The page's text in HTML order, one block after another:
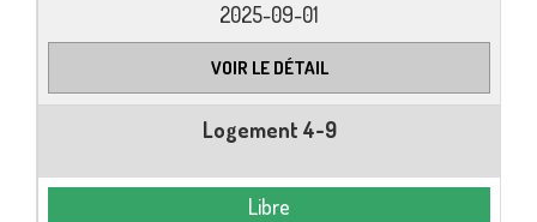
2025-09-01
VOIR LE DÉTAIL
Logement 4-9
Libre